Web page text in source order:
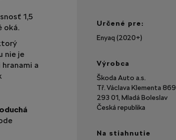
1,5
oká.
nie je
a
Určené pre:
Enyaq (2020+)
Výrobca
Škoda Auto a.s.
Tř. Václava Klementa 869
293 01, Mladá Boleslav
Česká republika
Na stiahnutie